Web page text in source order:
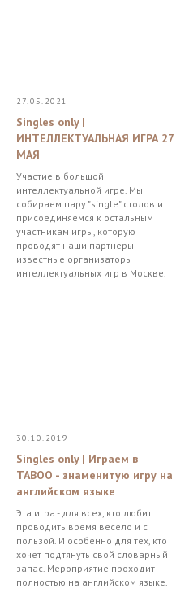
27.05.2021
Singles only |
ИНТЕЛЛЕКТУАЛЬНАЯ ИГРА 27
МАЯ
Участие в большой
интеллектуальной игре. Мы
собираем пару "single" столов и
присоединяемся к остальным
участникам игры, которую
проводят наши партнеры -
известные организаторы
интеллектуальных игр в Москве.
30.10.2019
Singles only | Играем в
TABOO - знаменитую игру на
английском языке
Эта игра - для всех, кто любит
проводить время весело и с
пользой. И особенно для тех, кто
хочет подтянуть свой словарный
запас. Мероприятие проходит
полностью на английском языке.